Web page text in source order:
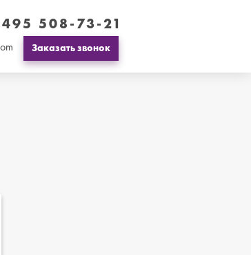
508-73-21
Заказать звонок